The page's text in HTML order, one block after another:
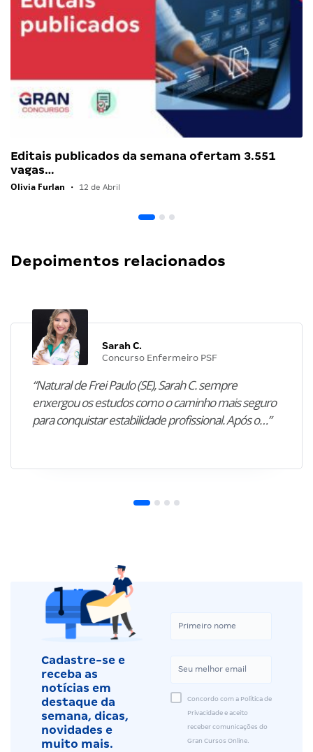
Editais publicados da semana ofertam 3.551
vagas…
Olivia Furlan • 12 de Abril
Depoimentos relacionados
Sarah C.
Concurso Enfermeiro PSF
“Natural de Frei Paulo (SE), Sarah C. sempre
enxergou os estudos como o caminho mais seguro
para conquistar estabilidade profissional. Após o…”
Cadastre-se e
receba as
notícias em
destaque da
semana, dicas,
novidades e
muito mais.
Concordo com a Política de
Privacidade e aceito
receber comunicações do
Gran Cursos Online.